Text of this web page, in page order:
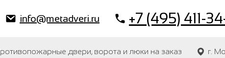
info@metadveri.ru +7 (495) 411-
двери, ворота и люки на заказ г.